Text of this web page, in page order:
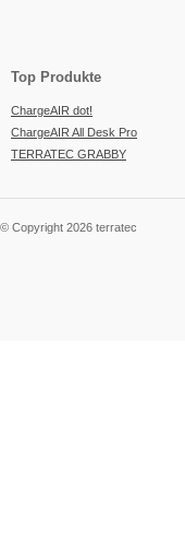
Top Produkte
ChargeAIR dot!
ChargeAIR All Desk Pro
TERRATEC GRABBY
© Copyright 2026 terratec